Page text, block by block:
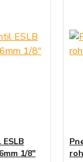
1/8"